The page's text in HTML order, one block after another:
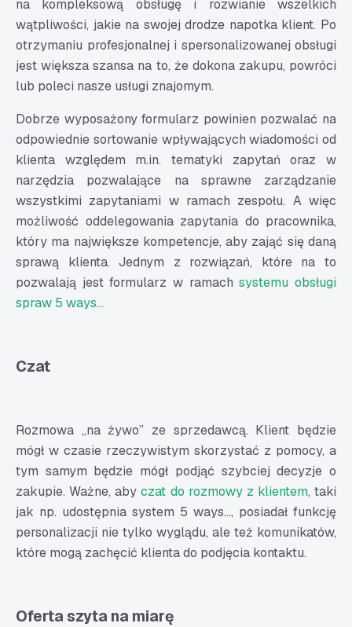
na kompleksową obsługę i rozwianie wszelkich
wątpliwości, jakie na swojej drodze napotka klient. Po
otrzymaniu profesjonalnej i spersonalizowanej obsługi
jest większa szansa na to, że dokona zakupu, powróci
lub poleci nasze usługi znajomym.
Dobrze wyposażony formularz powinien pozwalać na
odpowiednie sortowanie wpływających wiadomości od
klienta względem m.in. tematyki zapytań oraz w
narzędzia pozwalające na sprawne zarządzanie
wszystkimi zapytaniami w ramach zespołu. A więc
możliwość oddelegowania zapytania do pracownika,
który ma największe kompetencje, aby zająć się daną
sprawą klienta. Jednym z rozwiązań, które na to
pozwalają jest formularz w ramachsystemu obsługi
spraw 5 ways...
Czat
Rozmowa „na żywo” ze sprzedawcą. Klient będzie
mógł w czasie rzeczywistym skorzystać z pomocy, a
tym samym będzie mógł podjąć szybciej decyzje o
zakupie. Ważne, abyczat do rozmowy z klientem, taki
jak np. udostępnia system 5 ways..., posiadał funkcję
personalizacji nie tylko wyglądu, ale też komunikatów,
które mogą zachęcić klienta do podjęcia kontaktu.
Oferta szyta na miarę